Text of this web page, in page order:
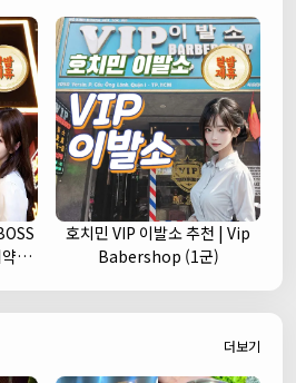
안
호치민 VIP 이발소 추천 | Vip
Babershop (1군)
더보기